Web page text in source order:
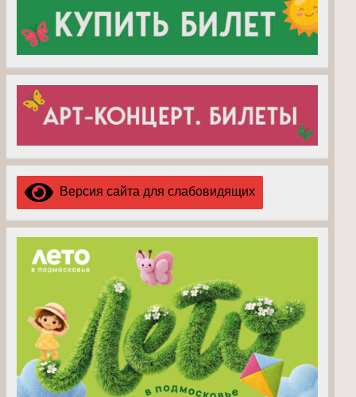
Версия сайта для слабовидящих